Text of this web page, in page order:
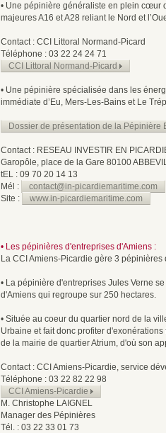
• Une pépinière généraliste en plein cœur
majeures A16 et A28 reliant le Nord et
Contact : CCI Littoral Normand-Picard
Téléphone : 03 22 24 24 71
CCI Littoral Normand-Picard
• Une pépinière spécialisée dans les
immédiate d’Eu, Mers-Les-Bains et Le
Dossier de présentation de la
Contact : RESEAU INVESTIR EN
Garopôle, place de la Gare 80100
tEL : 09 70 20 14 13
Mél :
contact@in-picardiemaritime.com
Site :
www.in-picardiemaritime.com
• Les pépinières d'entreprises d'Amiens :
La CCI Amiens-Picardie gère 3
• La pépinière d'entreprises Jules Verne
d'Amiens qui regroupe sur 250 hectares.
• Située au coeur du quartier nord de la
Urbaine et fait donc profiter
de la mairie de quartier Atrium, d'où son
Contact : CCI Amiens-Picardie, service
Téléphone : 03 22 82 22 98
CCI Amiens-Picardie
M. Christophe LAIGNEL
Manager des Pépinières
Tél. : 03 22 33 01 73